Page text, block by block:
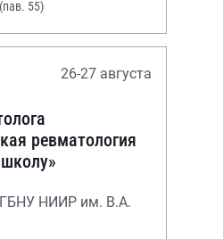
55)
26-27 августа
ревматология
НИИР им. В.А.